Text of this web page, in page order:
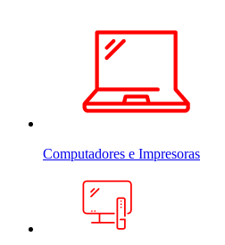
Computadores e Impresoras